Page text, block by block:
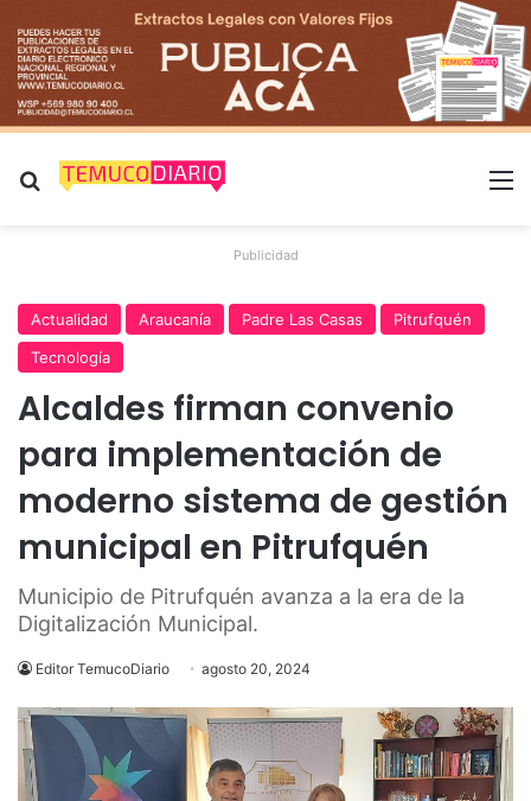
Buscar por
Publicidad
Actualidad Araucanía Padre Las Casas
Pitrufquén
Tecnología
Alcaldes firman convenio
para implementación de
moderno sistema de gestión
municipal en Pitrufquén
Municipio de Pitrufquén avanza a la era de la
Digitalización Municipal.
Editor TemucoDiario agosto 20, 2024